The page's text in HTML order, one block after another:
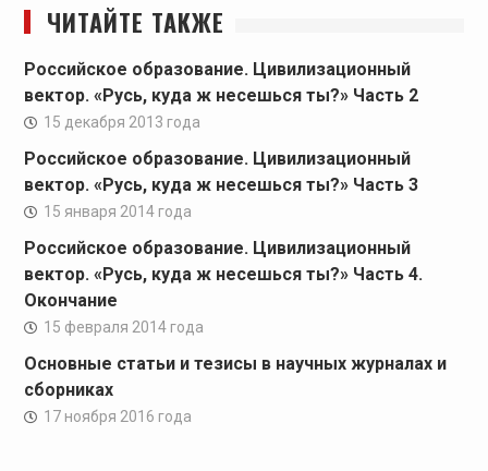
ЧИТАЙТЕ ТАКЖЕ
Российское образование. Цивилизационный
вектор. «Русь, куда ж несешься ты?» Часть 2
15 декабря 2013 года
Российское образование. Цивилизационный
вектор. «Русь, куда ж несешься ты?» Часть 3
15 января 2014 года
Российское образование. Цивилизационный
вектор. «Русь, куда ж несешься ты?» Часть 4.
Окончание
15 февраля 2014 года
Основные статьи и тезисы в научных журналах и
сборниках
17 ноября 2016 года